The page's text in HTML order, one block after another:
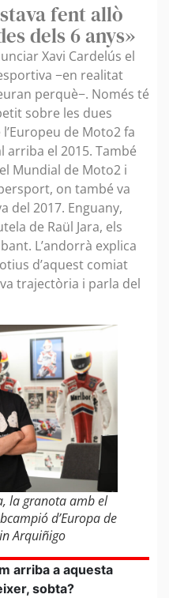
fent allò
dels 6 anys»
Xavi Cardelús el
−en realitat
perquè−. Només té
sobre les dues
de Moto2 fa
arriba el 2015. També
Mundial de Moto2 i
on també va
del 2017. Enguany,
de Raül Jara, els
L’andorrà explica
d’aquest comiat
trajectòria i parla del
la granota amb el
d’Europa de
Arquiñigo
arriba a aquesta
sobta?